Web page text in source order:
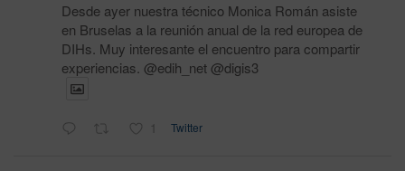
Desde ayer nuestra técnico Monica Román asiste
en Bruselas a la reunión anual de la red europea de
DIHs. Muy interesante el encuentro para compartir
experiencias. @edih_net @digis3
1 Twitter